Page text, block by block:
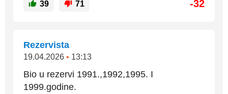
39 71 -32
Rezervista
19.04.2026 • 13:13
Bio u rezervi 1991.,1992,1995. I
1999.godine.